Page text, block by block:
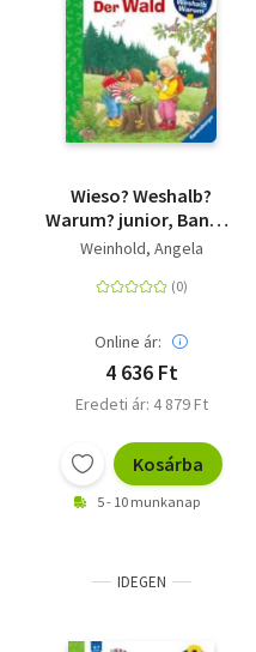
Wieso? Weshalb?
Warum? junior, Band 6:
Der Wald
Weinhold, Angela
Online ár:
4 636 Ft
Eredeti ár: 4 879 Ft
Kosárba
5 - 10 munkanap
IDEGEN